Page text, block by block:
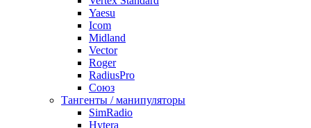
Yaesu
Icom
Midland
Vector
Roger
RadiusPro
Союз
Тангенты / манипуляторы
SimRadio
Hytera